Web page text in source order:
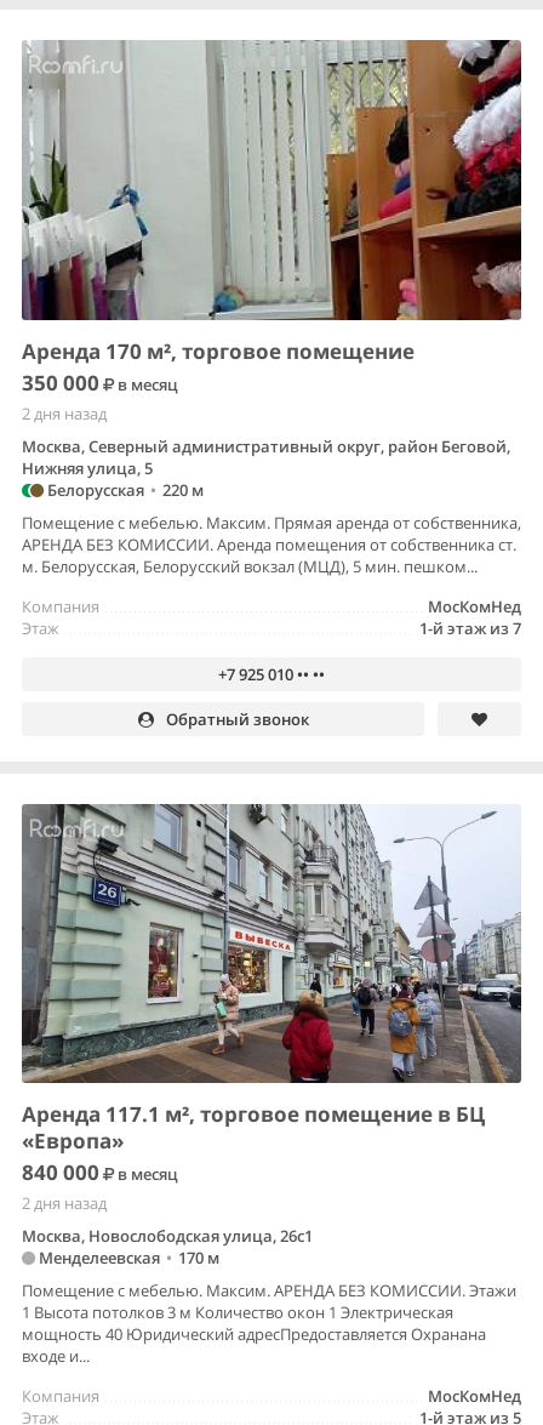
Аренда 170 м², торговое помещение
350 000
в месяц
2 дня назад
Москва, Северный административный округ, район Беговой,
Нижняя улица, 5
Белорусская • 220 м
Помещение с мебелью. Максим. Прямая аренда от собственника,
АРЕНДА БЕЗ КОМИССИИ. Аренда помещения от собственника ст.
м. Белорусская, Белорусский вокзал (МЦД), 5 мин. пешком...
МосКомНед
Компания
1-й этаж из 7
Этаж
+7 925 010 •• ••
Обратный звонок
Аренда 117.1 м², торговое помещение в БЦ
«Европа»
840 000
в месяц
2 дня назад
Москва, Новослободская улица, 26с1
Менделеевская • 170 м
Помещение с мебелью. Максим. АРЕНДА БЕЗ КОМИССИИ. Этажи
1 Высота потолков 3 м Количество окон 1 Электрическая
мощность 40 Юридический адресПредоставляется Охранана
входе и...
МосКомНед
Компания
1-й этаж из 5
Этаж